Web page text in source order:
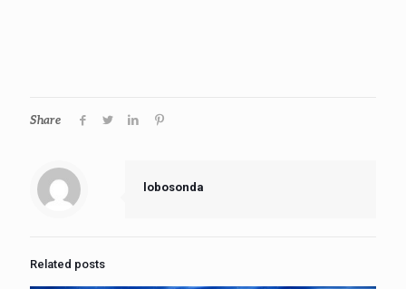
Share
lobosonda
Related posts